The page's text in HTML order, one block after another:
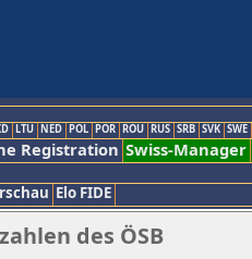
LTU NED POL POR ROU RUS SRB SVK SWE
Registration Swiss-Manager
Elo FIDE
des ÖSB